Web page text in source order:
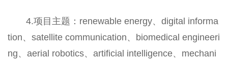
4.项目主题：renewable energy、digital informa
tion、satellite communication、biomedical engineeri
ng、aerial robotics、artificial intelligence、mechani